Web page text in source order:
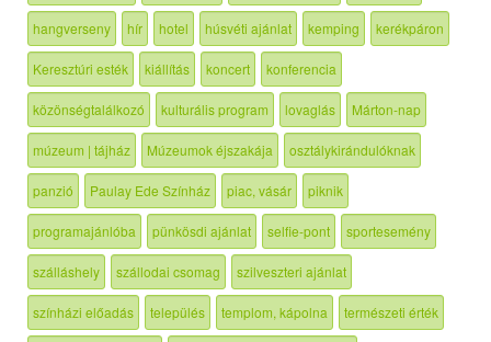
hangverseny hír hotel húsvéti ajánlat kemping kerékpáron
Keresztúri esték kiállítás koncert konferencia
közönségtalálkozó kulturális program lovaglás Márton-nap
múzeum | tájház Múzeumok éjszakája osztálykirándulóknak
panzió Paulay Ede Színház piac, vásár piknik
programajánlóba pünkösdi ajánlat selfie-pont sportesemény
szálláshely szállodai csomag szilveszteri ajánlat
színházi előadás település templom, kápolna természeti érték